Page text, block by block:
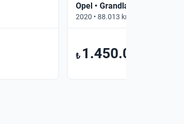
Opel • Grandland X
2020 • 88.013 km • Otomatik
₺ 1.450.000